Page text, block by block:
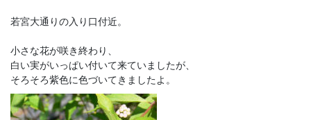
若宮大通りの入り口付近。
小さな花が咲き終わり、
白い実がいっぱい付いて来ていましたが、
そろそろ紫色に色づいてきましたよ。